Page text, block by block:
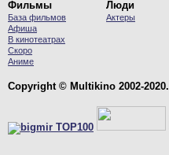
Фильмы
База фильмов
Афиша
В кинотеатрах
Скоро
Аниме
Люди
Актеры
Copyright © Multikino 2002-2020.